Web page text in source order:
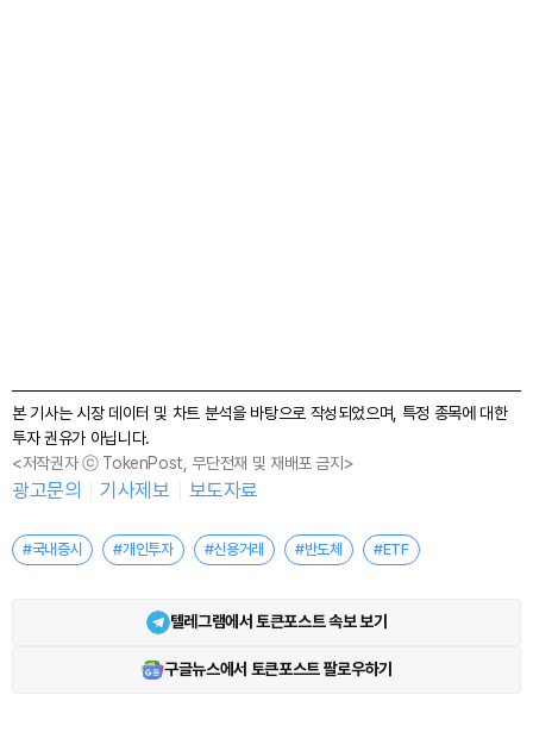
본 기사는 시장 데이터 및 차트 분석을 바탕으로 작성되었으며, 특정 종목에 대한
투자 권유가 아닙니다.
<저작권자 ⓒ TokenPost, 무단전재 및 재배포 금지>
광고문의 기사제보 보도자료
#국내증시 #개인투자 #신용거래 #반도체 #ETF
텔레그램에서 토큰포스트 속보 보기
구글뉴스에서 토큰포스트 팔로우하기